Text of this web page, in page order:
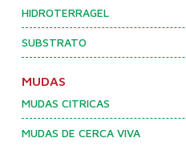
HIDROTERRAGEL
SUBSTRATO
MUDAS
MUDAS CITRICAS
MUDAS DE CERCA VIVA